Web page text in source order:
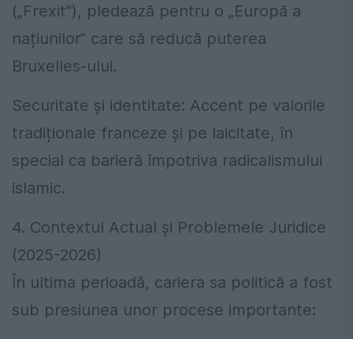
(„Frexit”), pledează pentru o „Europă a
națiunilor” care să reducă puterea
Bruxelles-ului.
Securitate și identitate: Accent pe valorile
tradiționale franceze și pe laicitate, în
special ca barieră împotriva radicalismului
islamic.
4. Contextul Actual și Problemele Juridice
(2025-2026)
În ultima perioadă, cariera sa politică a fost
sub presiunea unor procese importante: